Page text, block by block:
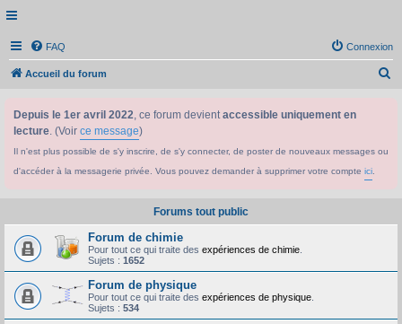
FAQ Connexion
Accueil du forum
h
Depuis le 1er avril 2022, ce forum devientaccessible uniquement en
lecture. (Voir ce message)
Il n'est plus possible de s'y inscrire, de s'y connecter, de poster de nouveaux messages ou
d'accéder à la messagerie privée. Vous pouvez demander à supprimer votre compte ici
Forums tout public
Forum de chimie
Pour tout ce qui traite des expériences de chimie
Sujets : 1652
Forum de physique
Pour tout ce qui traite des expériences de physique
Sujets : 534